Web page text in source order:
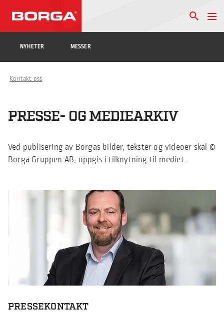
NYHETER MESSER
Kontakt oss
PRESSE- OG MEDIEARKIV
Ved publisering av Borgas bilder, tekster og videoer skal ©
Borga Gruppen AB, oppgis i tilknytning til mediet.
PRESSEKONTAKT